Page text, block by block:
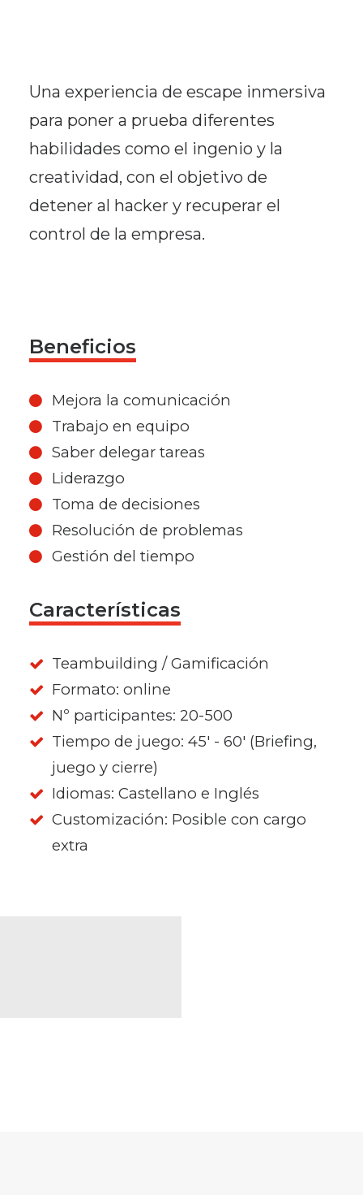
Una experiencia de escape inmersiva
para poner a prueba diferentes
habilidades como el ingenio y la
creatividad, con el objetivo de
detener al hacker y recuperar el
control de la empresa.
Beneficios
Mejora la comunicación
Trabajo en equipo
Saber delegar tareas
Liderazgo
Toma de decisiones
Resolución de problemas
Gestión del tiempo
Características
Teambuilding / Gamificación
Formato: online
Nº participantes: 20-500
Tiempo de juego: 45' - 60' (Briefing,
juego y cierre)
Idiomas: Castellano e Inglés
Customización: Posible con cargo
extra